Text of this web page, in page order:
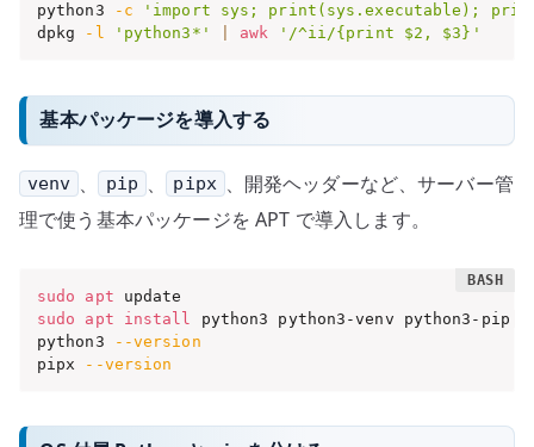
python3
-c
'import sys; print(sys.executable);
dpkg
-l 'python3*' awk '/^ii/{print $2, $3}'
基本パッケージを導入する
venv 、 pip 、 pipx 、開発ヘッダーなど、サーバー管
理で使う基本パッケージを APT で導入します。
sudo apt
sudo
apt install
python3 python3-venv python3-pip
python3
--version
pipx
--version